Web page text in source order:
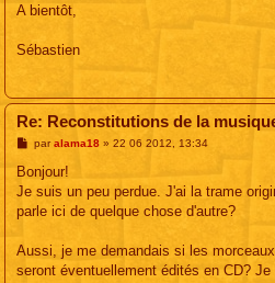
A bientôt,
Sébastien
Re: Reconstitutions de la
M
s
a
g
paralama18» 22 06 2012, 13:34
Bonjour!
Je suis un peu perdue. J'ai la trame
parle ici de quelque chose d'autre?
Aussi, je me demandais si les
seront éventuellement édités en CD?